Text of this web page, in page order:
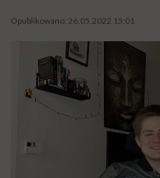
Opublikowano: 26.05.2022 15:01